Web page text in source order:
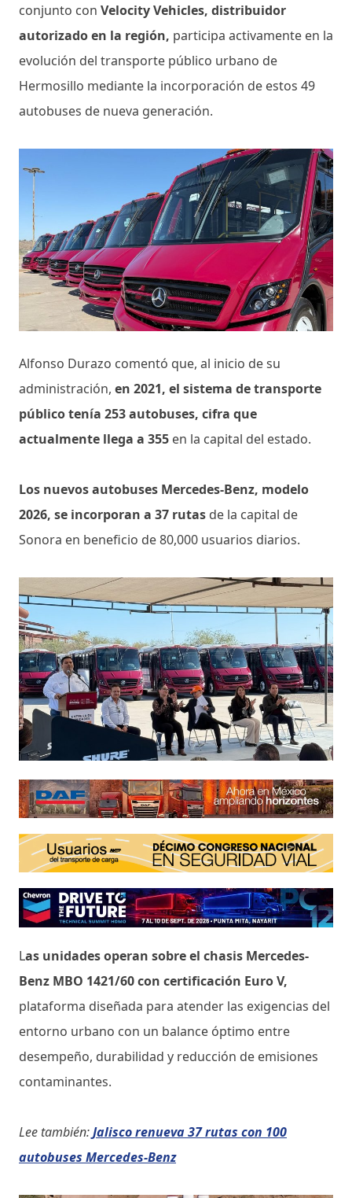
conjunto con Velocity Vehicles, distribuidor
autorizado en la región, participa activamente en la
evolución del transporte público urbano de
Hermosillo mediante la incorporación de estos 49
autobuses de nueva generación.
Alfonso Durazo comentó que, al inicio de su
administración, en 2021, el sistema de transporte
público tenía 253 autobuses, cifra que
actualmente llega a 355 en la capital del estado.
Los nuevos autobuses Mercedes-Benz, modelo
2026, se incorporan a 37 rutas de la capital de
Sonora en beneficio de 80,000 usuarios diarios.
Las unidades operan sobre el chasis Mercedes-
Benz MBO 1421/60 con certificación Euro V,
plataforma diseñada para atender las exigencias del
entorno urbano con un balance óptimo entre
desempeño, durabilidad y reducción de emisiones
contaminantes.
Lee también:Jalisco renueva 37 rutas con 100
autobuses Mercedes-Benz